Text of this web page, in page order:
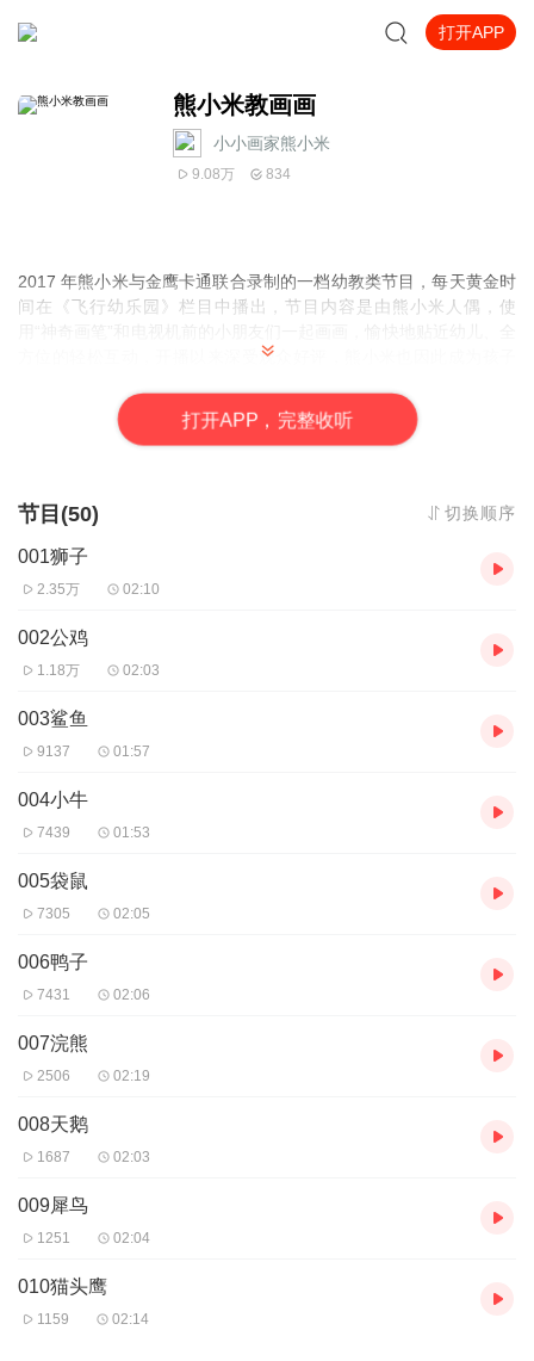
打开APP
熊小米教画画
小小画家熊小米
9.08万 834
2017 年熊小米与金鹰卡通联合录制的一档幼教类节目，每天黄金时
间在《飞行幼乐园》栏目中播出，节目内容是由熊小米人偶，使
方位的轻松互动，开播以来深受观众好评，熊小米也因此成为孩子
打开APP，完整收听
节目(50) 切换顺序
001狮子
2.35万 02:10
002公鸡
1.18万 02:03
003鲨鱼
9137 01:57
004小牛
7439 01:53
005袋鼠
7305 02:05
006鸭子
7431 02:06
007浣熊
2506 02:19
008天鹅
1687 02:03
009犀鸟
1251 02:04
010猫头鹰
1159 02:14